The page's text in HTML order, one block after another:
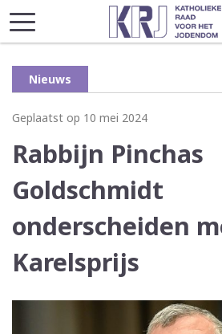
Nieuws
Geplaatst op 10 mei 2024
Rabbijn Pinchas
Goldschmidt
onderscheiden
Karelsprijs